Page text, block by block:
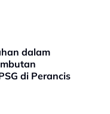
dalam
di Perancis